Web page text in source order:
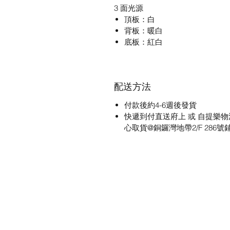
3 面光源
頂板：白
背板：暖白
底板：紅白
配送方法
付款後約4-6週後發貨
快遞到付直送府上 或 自提樂
心取貨@銅鑼灣地帶2/F 286號